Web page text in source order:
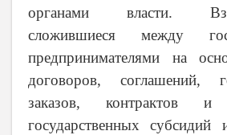
органами власти.
сложившиеся между
предпринимателями на
договоров, соглашений,
заказов, контрактов и
государственных